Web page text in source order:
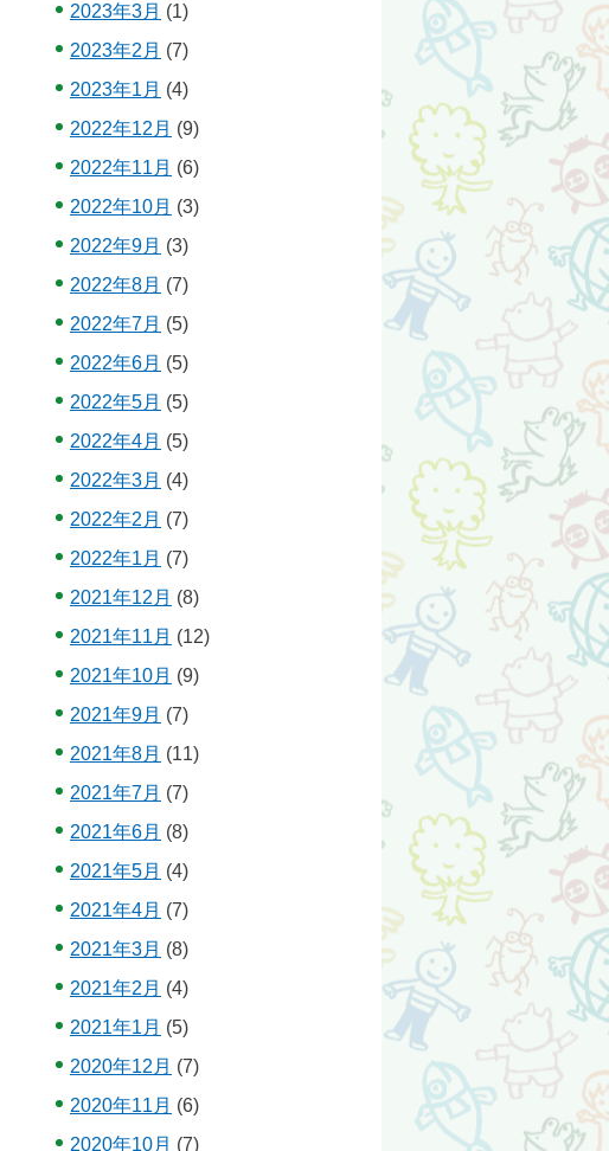
2023年3月 (1)
2023年2月 (7)
2023年1月 (4)
2022年12月 (9)
2022年11月 (6)
2022年10月 (3)
2022年9月 (3)
2022年8月 (7)
2022年7月 (5)
2022年6月 (5)
2022年5月 (5)
2022年4月 (5)
2022年3月 (4)
2022年2月 (7)
2022年1月 (7)
2021年12月 (8)
2021年11月 (12)
2021年10月 (9)
2021年9月 (7)
2021年8月 (11)
2021年7月 (7)
2021年6月 (8)
2021年5月 (4)
2021年4月 (7)
2021年3月 (8)
2021年2月 (4)
2021年1月 (5)
2020年12月 (7)
2020年11月 (6)
2020年10月 (7)